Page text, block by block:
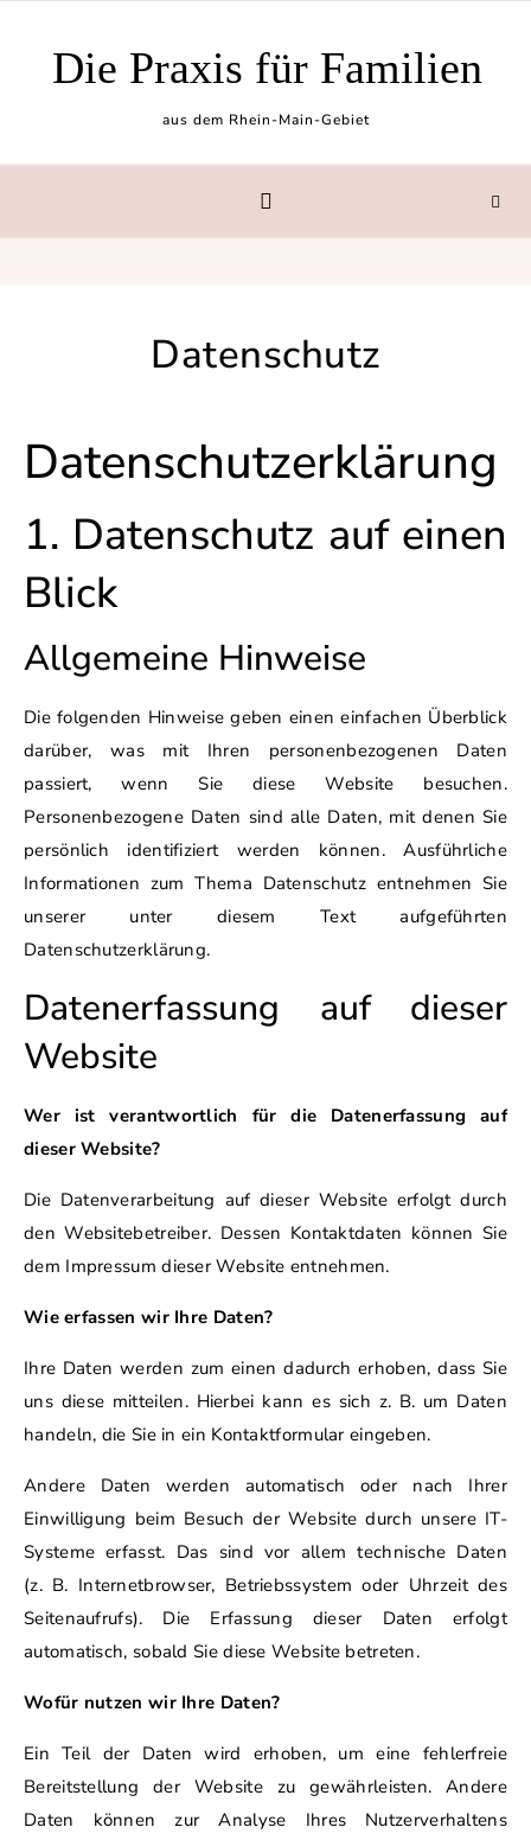
Die Praxis für Familien
aus dem Rhein-Main-Gebiet
Datenschutz
Datenschutz­erklärung
1. Datenschutz auf einen
Blick
Allgemeine Hinweise
Die folgenden Hinweise geben einen einfachen Überblick
darüber, was mit Ihren personenbezogenen Daten
passiert, wenn Sie diese Website besuchen.
Personenbezogene Daten sind alle Daten, mit denen Sie
persönlich identifiziert werden können. Ausführliche
Informationen zum Thema Datenschutz entnehmen Sie
unserer unter diesem Text aufgeführten
Datenschutzerklärung.
Datenerfassung auf dieser
Website
Wer ist verantwortlich für die Datenerfassung auf
dieser Website?
Die Datenverarbeitung auf dieser Website erfolgt durch
den Websitebetreiber. Dessen Kontaktdaten können Sie
dem Impressum dieser Website entnehmen.
Wie erfassen wir Ihre Daten?
Ihre Daten werden zum einen dadurch erhoben, dass Sie
uns diese mitteilen. Hierbei kann es sich z. B. um Daten
handeln, die Sie in ein Kontaktformular eingeben.
Andere Daten werden automatisch oder nach Ihrer
Einwilligung beim Besuch der Website durch unsere IT-
Systeme erfasst. Das sind vor allem technische Daten
(z. B. Internetbrowser, Betriebssystem oder Uhrzeit des
Seitenaufrufs). Die Erfassung dieser Daten erfolgt
automatisch, sobald Sie diese Website betreten.
Wofür nutzen wir Ihre Daten?
Ein Teil der Daten wird erhoben, um eine fehlerfreie
Bereitstellung der Website zu gewährleisten. Andere
Daten können zur Analyse Ihres Nutzerverhaltens